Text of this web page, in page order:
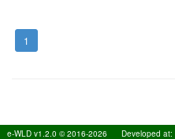
1
e-WLD v1.2.0 © 2016-2026 Developed at: